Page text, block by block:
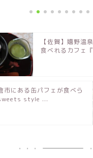
【佐賀】嬉野温
食べれるカフェ
市にある缶パフェが食べら
style ...